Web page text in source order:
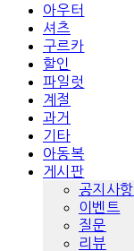
아우터
셔츠
구르카
할인
파일럿
계절
과거
기타
아동복
게시판
공지사항
이벤트
질문
리뷰